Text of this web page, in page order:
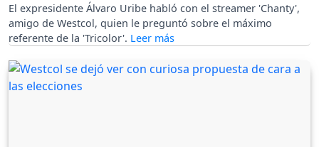
El expresidente Álvaro Uribe habló con el streamer 'Chanty',
amigo de Westcol, quien le preguntó sobre el máximo
referente de la 'Tricolor'.